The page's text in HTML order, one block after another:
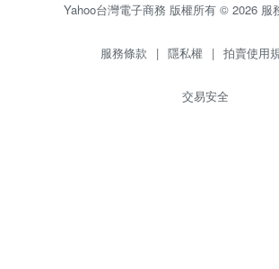
Yahoo台灣電子商務 版權所有 © 2026 服
服務條款 | 隱私權 | 拍賣使用
交易安全